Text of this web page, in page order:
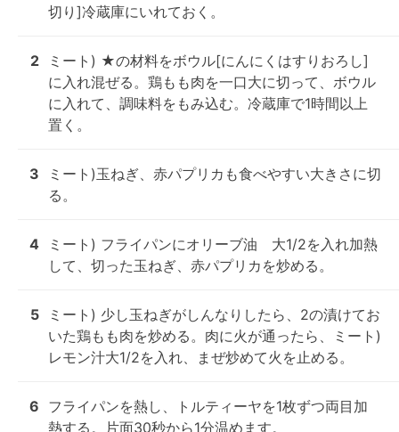
切り]冷蔵庫にいれておく。
2
ミート) ★の材料をボウル[にんにくはすりおろし]
に入れ混ぜる。鶏もも肉を一口大に切って、ボウル
に入れて、調味料をもみ込む。冷蔵庫で1時間以上
置く。
3
ミート)玉ねぎ、赤パプリカも食べやすい大きさに切
る。
4
ミート) フライパンにオリーブ油　大1/2を入れ加熱
して、切った玉ねぎ、赤パプリカを炒める。
5
ミート) 少し玉ねぎがしんなりしたら、2の漬けてお
いた鶏もも肉を炒める。肉に火が通ったら、ミート)
レモン汁大1/2を入れ、まぜ炒めて火を止める。
6 フライパンを熱し、トルティーヤを1枚ずつ両目加
熱する。片面30秒から1分温めます。